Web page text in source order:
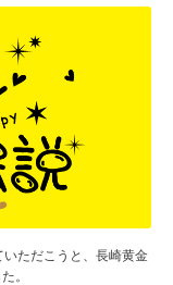
ただこうと、長崎黄金
。